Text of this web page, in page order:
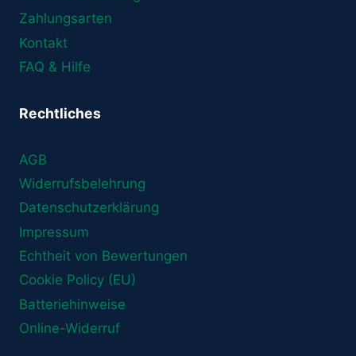
Zahlungsarten
Kontakt
FAQ & Hilfe
Rechtliches
AGB
Widerrufsbelehrung
Datenschutzerklärung
Impressum
Echtheit von Bewertungen
Cookie Policy (EU)
Batteriehinweise
Online-Widerruf